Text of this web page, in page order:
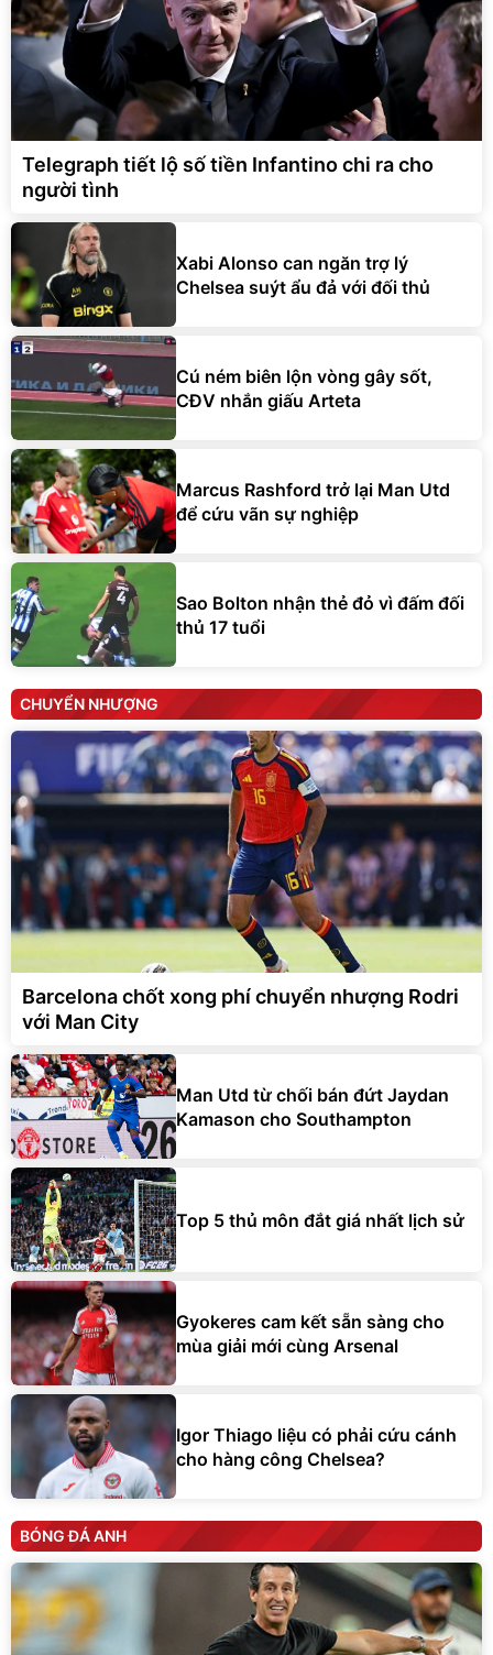
Telegraph tiết lộ số tiền Infantino chi ra cho
người tình
Xabi Alonso can ngăn trợ lý
Chelsea suýt ẩu đả với đối thủ
Cú ném biên lộn vòng gây sốt,
CĐV nhắn giấu Arteta
Marcus Rashford trở lại Man Utd
để cứu vãn sự nghiệp
Sao Bolton nhận thẻ đỏ vì đấm đối
thủ 17 tuổi
CHUYỂN NHƯỢNG
Barcelona chốt xong phí chuyển nhượng Rodri
với Man City
Man Utd từ chối bán đứt Jaydan
Kamason cho Southampton
Top 5 thủ môn đắt giá nhất lịch sử
Gyokeres cam kết sẵn sàng cho
mùa giải mới cùng Arsenal
Igor Thiago liệu có phải cứu cánh
cho hàng công Chelsea?
BÓNG ĐÁ ANH